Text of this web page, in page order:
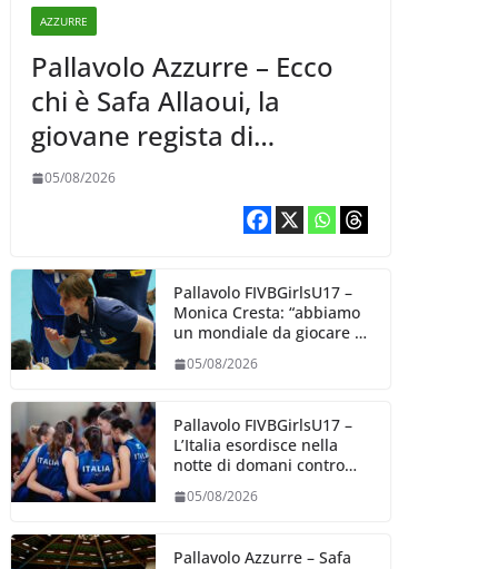
AZZURRE
Pallavolo Azzurre – Ecco
chi è Safa Allaoui, la
giovane regista di
Bergamo convocata al
collegiale di Cavalese
05/08/2026
Pallavolo FIVBGirlsU17 –
Monica Cresta: “abbiamo
un mondiale da giocare al
capacità”
05/08/2026
Pallavolo FIVBGirlsU17 –
L’Italia esordisce nella
notte di domani contro
05/08/2026
Pallavolo Azzurre – Safa